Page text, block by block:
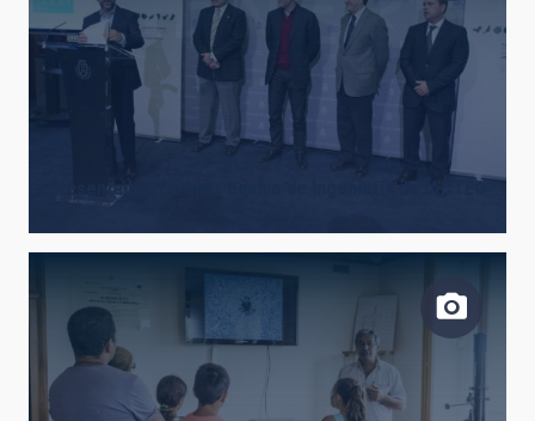
LINES OF RESEARCH
ASTROPHYSICAL
Presentado el primer equipo de ingeniería de IACTEC